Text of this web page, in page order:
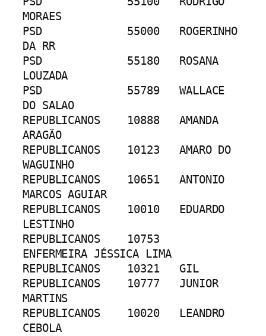
MORAES
PSD		55000	ROGERINHO
DA RR
PSD		55180	ROSANA
LOUZADA
PSD		55789	WALLACE
DO SALAO
REPUBLICANOS	10888	AMANDA
ARAGÃO
REPUBLICANOS	10123	AMARO DO
WAGUINHO
REPUBLICANOS	10651	ANTONIO
MARCOS AGUIAR
REPUBLICANOS	10010	EDUARDO
LESTINHO
REPUBLICANOS	10753
ENFERMEIRA JÉSSICA LIMA
REPUBLICANOS	10321	GIL
REPUBLICANOS	10777	JUNIOR
MARTINS
REPUBLICANOS	10020	LEANDRO
CEBOLA